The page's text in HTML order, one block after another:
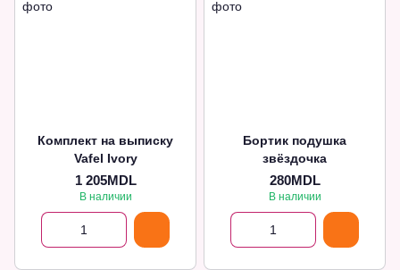
Комплект на выписку
Vafel Ivory
1 205MDL
В наличии
Бортик подушка
звёздочка
280MDL
В наличии